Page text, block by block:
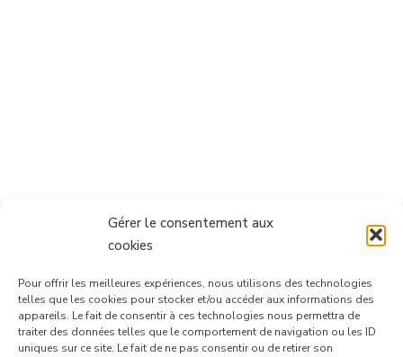
Gérer le consentement aux
cookies
Pour offrir les meilleures expériences, nous utilisons des technologies
telles que les cookies pour stocker et/ou accéder aux informations des
appareils. Le fait de consentir à ces technologies nous permettra de
traiter des données telles que le comportement de navigation ou les ID
uniques sur ce site. Le fait de ne pas consentir ou de retirer son